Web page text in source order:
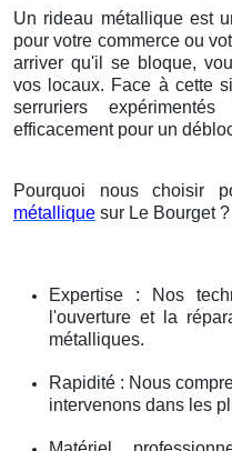
Un rideau métallique est
pour votre commerce ou
arriver qu'il se bloque,
vos locaux. Face à cette
serruriers
efficacement pour un
Pourquoi nous choisir
métallique sur Le Bourget ?
Expertise : Nos
l'ouverture et la
métalliques.
Rapidité : Nous
intervenons dans les